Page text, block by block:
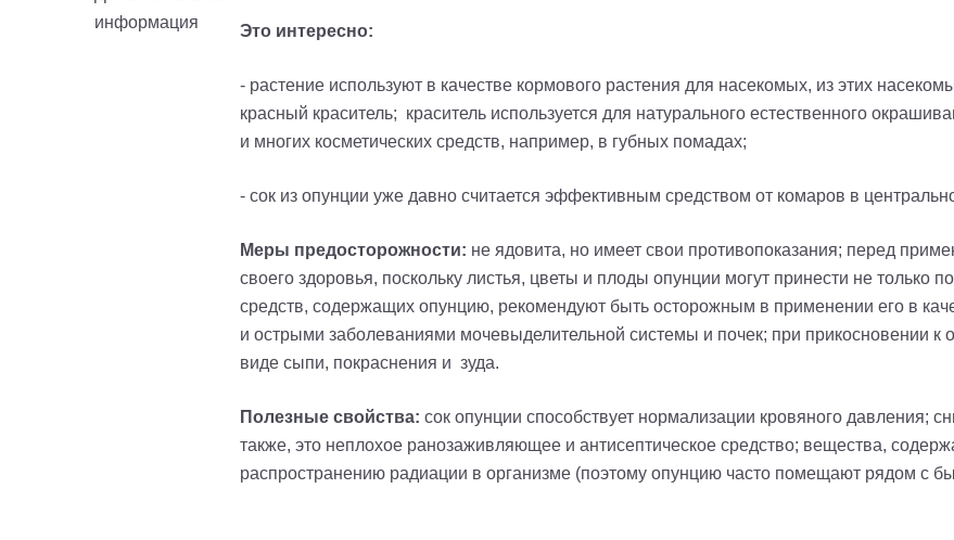
Это интересно:
- растение используют в качестве кормового растения для насекомых, из этих
красный краситель; краситель используется для натурального естественного
и многих косметических средств, например, в губных помадах;
- сок из опунции уже давно считается эффективным средством от комаров в
Меры предосторожности: не ядовита, но имеет свои противопоказания; перед
своего здоровья, поскольку листья, цветы и плоды опунции могут принести не только
средств, содержащих опунцию, рекомендуют быть осторожным в применении его в
и острыми заболеваниями мочевыделительной системы и почек; при прикосновении к
виде сыпи, покраснения и зуда.
Полезные свойства: сок опунции способствует нормализации кровяного давления;
также, это неплохое ранозаживляющее и антисептическое средство; вещества,
распространению радиации в организме (поэтому опунцию часто помещают рядом с